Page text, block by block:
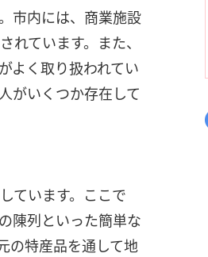
市内には、商業施設
ています。また、
よく取り扱われてい
がいくつか存在して
ています。ここで
陳列といった簡単な
の特産品を通して地